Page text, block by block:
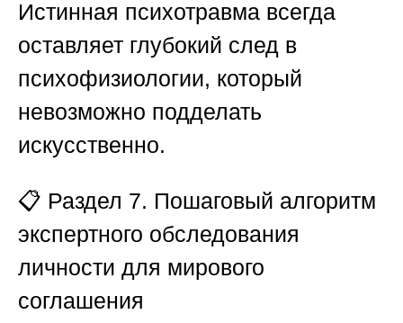
Истинная психотравма всегда
оставляет глубокий след в
психофизиологии, который
невозможно подделать
искусственно.
📋 Раздел 7. Пошаговый алгоритм
экспертного обследования
личности для мирового
соглашения